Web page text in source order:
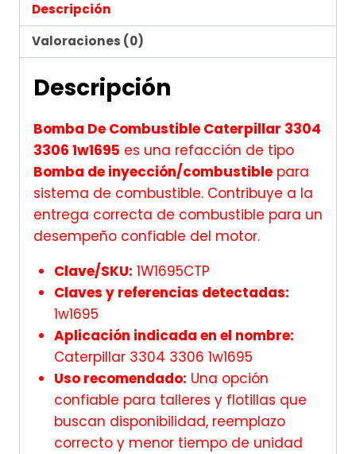
Descripción
Valoraciones (0)
Descripción
Bomba De Combustible Caterpillar 3304
3306 1w1695 es una refacción de tipo
Bomba de inyección/combustible para
sistema de combustible. Contribuye a la
entrega correcta de combustible para un
desempeño confiable del motor.
Clave/SKU: 1W1695CTP
Claves y referencias detectadas:
1w1695
Aplicación indicada en el nombre:
Caterpillar 3304 3306 1w1695
Uso recomendado: Una opción
confiable para talleres y flotillas que
buscan disponibilidad, reemplazo
correcto y menor tiempo de unidad